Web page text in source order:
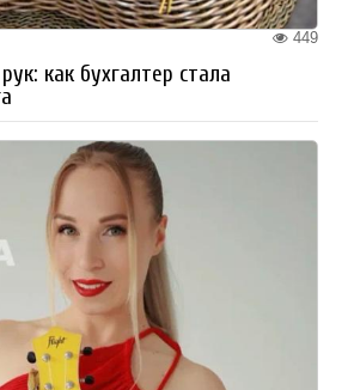
449
как бухгалтер стала